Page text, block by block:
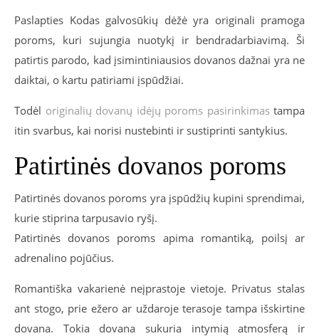
Paslapties Kodas galvosūkių dėžė yra originali pramoga
poroms, kuri sujungia nuotykį ir bendradarbiavimą. Ši
patirtis parodo, kad įsimintiniausios dovanos dažnai yra ne
daiktai, o kartu patiriami įspūdžiai.
Todėl originalių dovanų idėjų poroms pasirinkimastampa
itin svarbus, kai norisi nustebinti ir sustiprinti santykius.
Patirtinės dovanos poroms
Patirtinės dovanos poroms yra įspūdžių kupini sprendimai,
kurie stiprina tarpusavio ryšį.
Patirtinės dovanos poroms apima romantiką, poilsį ar
adrenalino pojūčius.
Romantiška vakarienė neįprastoje vietoje. Privatus stalas
ant stogo, prie ežero ar uždaroje terasoje tampa išskirtine
dovana. Tokia dovana sukuria intymią atmosferą ir